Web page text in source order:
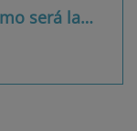
será la…